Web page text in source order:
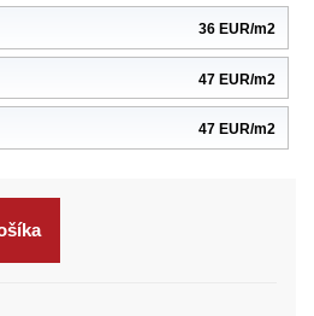
36 EUR/m2
47 EUR/m2
47 EUR/m2